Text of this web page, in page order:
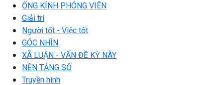
ỐNG KÍNH PHÓNG VIÊN
Giải trí
Người tốt - Việc tốt
GÓC NHÌN
XÃ LUẬN - VẤN ĐỀ KỲ NÀY
NỀN TẢNG SỐ
Truyền hình